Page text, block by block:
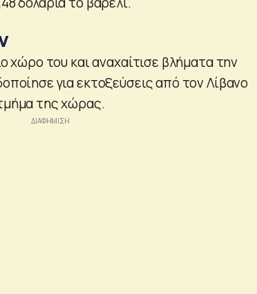
χώρο του και αναχαίτισε βλήματα την
για εκτοξεύσεις από τον Λίβανο
της χώρας.